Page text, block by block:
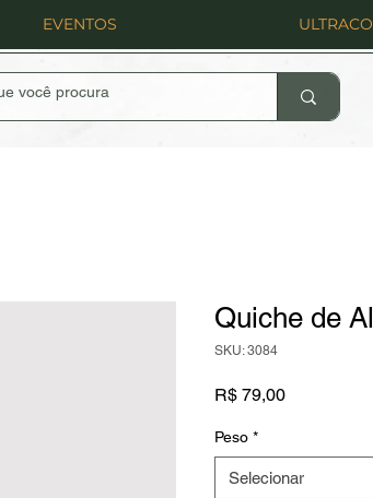
EVENTOS
Quiche de
SKU: 3084
R$ 79,00Preço
Peso *
Selecionar